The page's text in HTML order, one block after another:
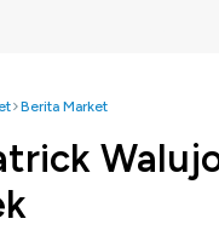
Berita Market